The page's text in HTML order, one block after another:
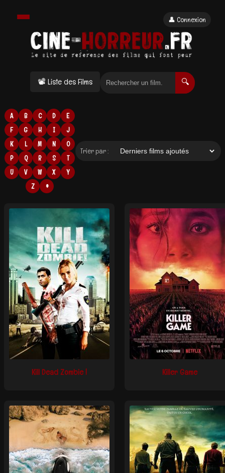
📽 Liste des Films 🔍
👤 Connexion
A B C D
E
F
G H I
J
K
L M N
O
P
Q R S
T
U
V W X
Y
Z
#
Trier par :
Kill Dead Zombie ! Killer Game